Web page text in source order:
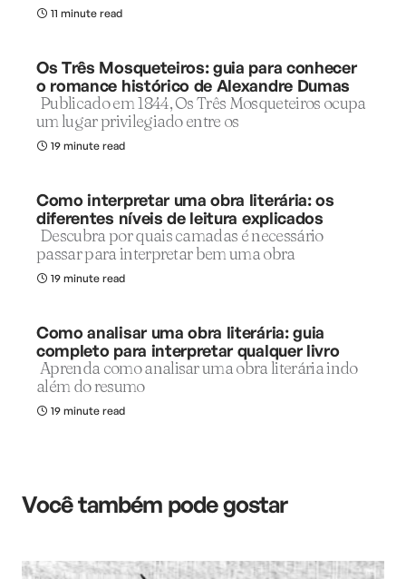
11 minute read
Os Três Mosqueteiros: guia para conhecer
o romance histórico de Alexandre Dumas
Publicado em 1844, Os Três Mosqueteiros ocupa
um lugar privilegiado entre os
19 minute read
Como interpretar uma obra literária: os
diferentes níveis de leitura explicados
Descubra por quais camadas é necessário
passar para interpretar bem uma obra
19 minute read
Como analisar uma obra literária: guia
completo para interpretar qualquer livro
Aprenda como analisar uma obra literária indo
além do resumo
19 minute read
Você também pode gostar